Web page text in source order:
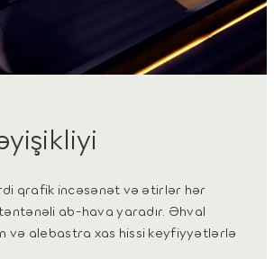
qrafik incəsənət və ətirlər hər
ab-hava yaradır. Əhval
və alebastra xas hissi keyfiyyətlərlə